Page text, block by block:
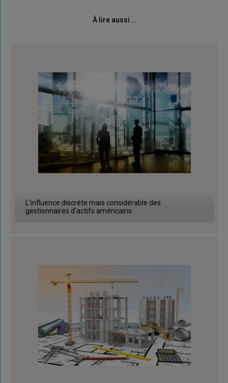
À lire aussi …
L'influence discrète mais considérable des
gestionnaires d'actifs américains